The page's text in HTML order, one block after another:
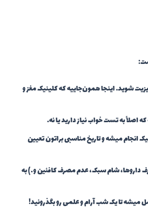
شوید. اینجا همون‌جاییه که کلینیک مغز و
به تست خواب نیاز دارید یا نه.
انجام میشه و تاریخ مناسبی براتون تعیین
داروها، شام سبک، عدم مصرف کافئین و…) به
میشه تا یک شب آرام و علمی رو بگذرونید!